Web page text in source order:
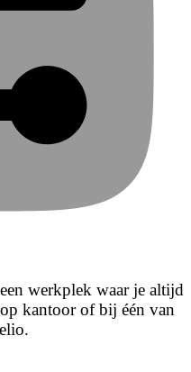
werkplek waar je altijd
kantoor of bij één van